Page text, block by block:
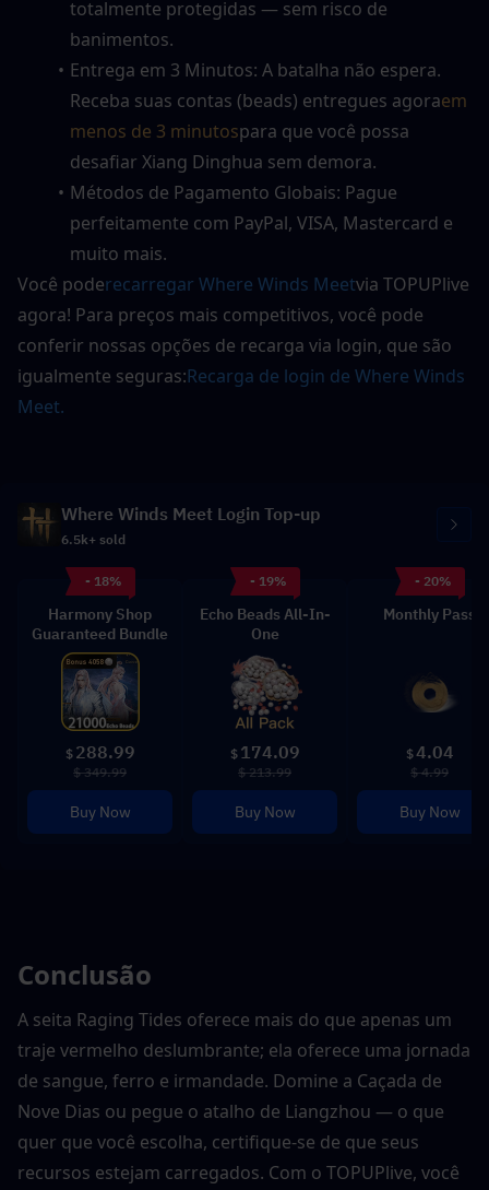
totalmente protegidas — sem risco de
banimentos.
Entrega em 3 Minutos: A batalha não espera.
Receba suas contas (beads) entregues agoraem
menos de 3 minutospara que você possa
desafiar Xiang Dinghua sem demora.
Métodos de Pagamento Globais: Pague
perfeitamente com PayPal, VISA, Mastercard e
muito mais.
Você poderecarregar Where Winds Meetvia TOPUPlive
agora! Para preços mais competitivos, você pode
conferir nossas opções de recarga via login, que são
igualmente seguras:Recarga de login de Where Winds
Meet.
Where Winds Meet Login Top-up
6.5k+ sold
- 18%
Harmony Shop
Guaranteed Bundle
$ 288.99
$ 349.99
Buy Now
- 19%
Echo Beads All-In-
One
$ 174.09
$ 213.99
Buy Now
- 20%
Monthly Pass
$4.04
$ 4.99
Buy Now
Conclusão
A seita Raging Tides oferece mais do que apenas um
traje vermelho deslumbrante; ela oferece uma jornada
de sangue, ferro e irmandade. Domine a Caçada de
Nove Dias ou pegue o atalho de Liangzhou — o que
quer que você escolha, certifique-se de que seus
recursos estejam carregados. Com o TOPUPlive, você